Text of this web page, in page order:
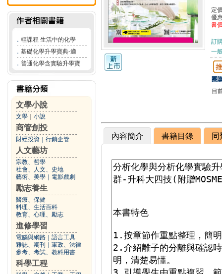
． 輕課程 生活中的化學
． 基礎化學升學寶典-適
． 普通化學含實驗升學寶
文學小說
文學 小說
商管創投
財經投資 行銷企管
人文藝坊
宗教、哲學
社會、人文、史地
藝術、美學
電影戲劇
勵志養生
醫療、保健
料理、生活百科
教育、心理、勵志
進修學習
電腦與網路
語言工具
雜誌、期刊
軍政、法律
參考、考試、教科用書
科學工程
定
優
書
訂
一
團
目
內容簡介 書籍目錄 同